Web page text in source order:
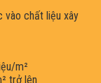
vào chất liệu xây
m²
trở lên